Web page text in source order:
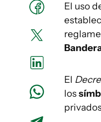
El uso
El
los